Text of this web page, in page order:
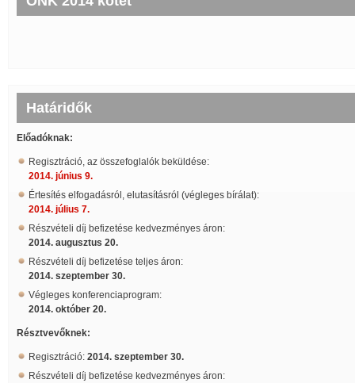
Határidők
Előadóknak:
Regisztráció, az összefoglalók beküldése:
2014. június 9.
Értesítés elfogadásról, elutasításról (végleges bírálat):
2014. július 7.
Részvételi díj befizetése kedvezményes áron:
2014. augusztus 20.
Részvételi díj befizetése teljes áron:
2014. szeptember 30.
Végleges konferenciaprogram:
2014. október 20.
Résztvevőknek:
Regisztráció: 2014. szeptember 30.
Részvételi díj befizetése kedvezményes áron: